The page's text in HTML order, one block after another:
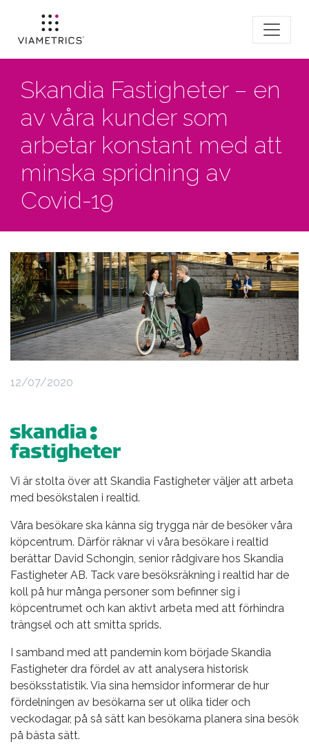
Skandia Fastigheter – en
av våra kunder som
arbetar konstant med att
minska spridning av
Covid-19
12/07/2020
Vi är stolta över att Skandia Fastigheter väljer att arbeta
med besökstalen i realtid.
Våra besökare ska känna sig trygga när de besöker våra
köpcentrum. Därför räknar vi våra besökare i realtid
berättar David Schongin, senior rådgivare hos Skandia
Fastigheter AB. Tack vare besöksräkning i realtid har de
koll på hur många personer som befinner sig i
köpcentrumet och kan aktivt arbeta med att förhindra
trängsel och att smitta sprids.
I samband med att pandemin kom började Skandia
Fastigheter dra fördel av att analysera historisk
besöksstatistik. Via sina hemsidor informerar de hur
fördelningen av besökarna ser ut olika tider och
veckodagar, på så sätt kan besökarna planera sina besök
på bästa sätt.